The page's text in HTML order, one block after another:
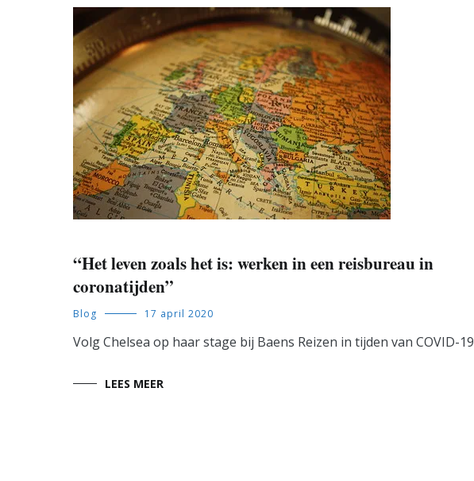
“Het leven zoals het is: werken in een reisbureau in
coronatijden”
Blog 17 april 2020
Volg Chelsea op haar stage bij Baens Reizen in tijden van COVID-19
LEES MEER